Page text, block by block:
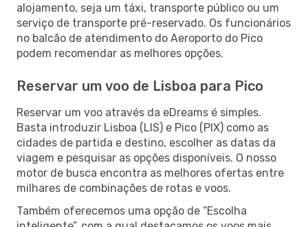
alojamento, seja um táxi, transporte público ou um
serviço de transporte pré-reservado. Os funcionários
no balcão de atendimento do Aeroporto do Pico
podem recomendar as melhores opções.
Reservar um voo de Lisboa para Pico
Reservar um voo através da eDreams é simples.
Basta introduzir Lisboa (LIS) e Pico (PIX) como as
cidades de partida e destino, escolher as datas da
viagem e pesquisar as opções disponíveis. O nosso
motor de busca encontra as melhores ofertas entre
milhares de combinações de rotas e voos.
Também oferecemos uma opção de “Escolha